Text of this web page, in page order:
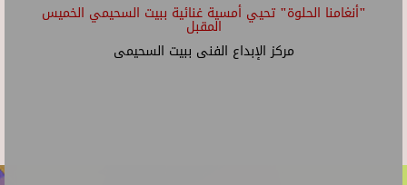
"أنغامنا الحلوة" تحيي أمسية غنائية ببيت السحيمي الخميس
المقبل
مركز الإبداع الفنى ببيت السحيمى